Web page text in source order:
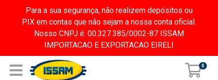
Para a sua segurança, não realizem depósitos ou
PIX em contas que não sejam a nossa conta oficial.
Nosso CNPJ é: 00.327.385/0002-87 ISSAM
IMPORTACAO E EXPORTACAO EIRELI
0